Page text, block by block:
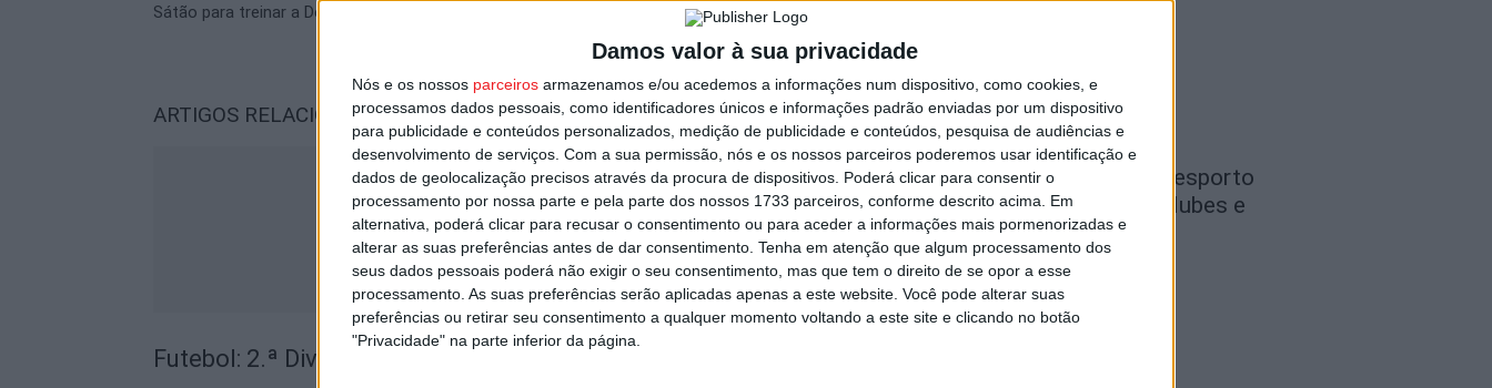
Damos valor à sua privacidade
Nós e os nossos parceiros armazenamos e/ou acedemos a informações num dispositivo, como cookies, e
processamos dados pessoais, como identificadores únicos e informações padrão enviadas por um dispositivo
para publicidade e conteúdos personalizados, medição de publicidade e conteúdos, pesquisa de audiências e
desenvolvimento de serviços. Com a sua permissão, nós e os nossos parceiros poderemos usar identificação e
dados de geolocalização precisos através da procura de dispositivos. Poderá clicar para consentir o
processamento por nossa parte e pela parte dos nossos 1733 parceiros, conforme descrito acima. Em
alternativa, poderá clicar para recusar o consentimento ou para aceder a informações mais pormenorizadas e
alterar as suas preferências antes de dar consentimento. Tenha em atenção que algum processamento dos
seus dados pessoais poderá não exigir o seu consentimento, mas que tem o direito de se opor a esse
processamento. As suas preferências serão aplicadas apenas a este website. Você pode alterar suas
preferências ou retirar seu consentimento a qualquer momento voltando a este site e clicando no botão
"Privacidade" na parte inferior da página.
Sátão para treinar a Desportiva
suspeita de tráfico de droga
ARTIGOS RELACIONADOSMais do autor
Futebol: 2.ª Divisão Distrital de Viseu já tem séries e calendário
Tondela: Gala do Desporto
distingue atletas, clubes e
dirigentes a 26...